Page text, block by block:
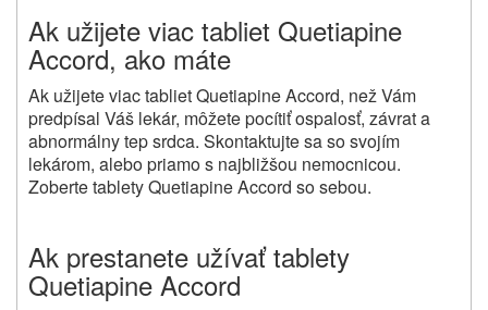
Ak užijete viac tabliet Quetiapine
Accord, ako máte
Ak užijete viac tabliet Quetiapine Accord, než Vám
predpísal Váš lekár, môžete pocítiť ospalosť, závrat a
abnormálny tep srdca. Skontaktujte sa so svojím
lekárom, alebo priamo s najbližšou nemocnicou.
Zoberte tablety Quetiapine Accord so sebou.
Ak prestanete užívať tablety
Quetiapine Accord